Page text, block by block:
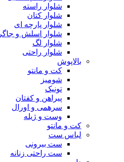
شلوار راسته
شلوار کتان
شلوار پارچه ای
شلوار اسلش و جاگر
شلوار لگ
شلوار راحتی
بالاپوش
کت و مانتو
شومیز
تونیک
پیراهن و کفتان
سرهمی و اورال
وست و ژیله
کت و مانتو
لباس ست
ست بیرونی
ست راحتی زنانه